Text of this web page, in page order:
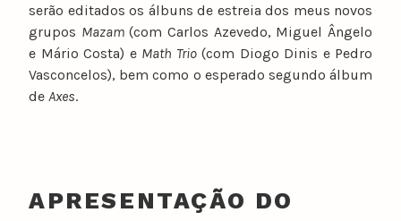
serão editados os álbuns de estreia dos meus novos
grupos Mazam(com Carlos Azevedo, Miguel Ângelo
e Mário Costa) e Math Trio(com Diogo Dinis e Pedro
Vasconcelos), bem como o esperado segundo álbum
de Axes.
APRESENTAÇÃO DO